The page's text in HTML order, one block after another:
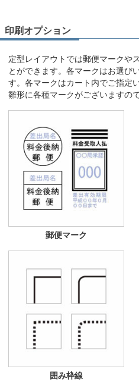
印刷オプション
定型レイアウトでは郵便マークや
とができます。各マークはお選び
す。各マークはカート内でご指定
雛形に各種マークがございますの
郵便マーク
囲み枠線